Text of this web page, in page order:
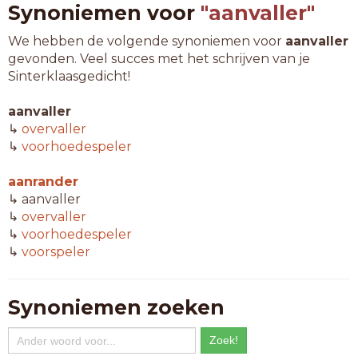
Synoniemen voor "aanvaller"
We hebben de volgende synoniemen voor aanvaller
gevonden. Veel succes met het schrijven van je
Sinterklaasgedicht!
aanvaller
↳ overvaller
↳ voorhoedespeler
aanrander
↳ aanvaller
↳ overvaller
↳ voorhoedespeler
↳ voorspeler
Synoniemen zoeken